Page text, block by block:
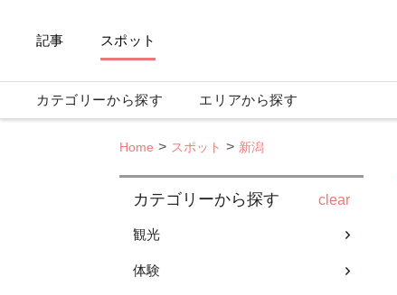
記事 スポット
カテゴリーから探す エリアから探す
Home スポット 新潟
カテゴリーから探す clear
観光
体験